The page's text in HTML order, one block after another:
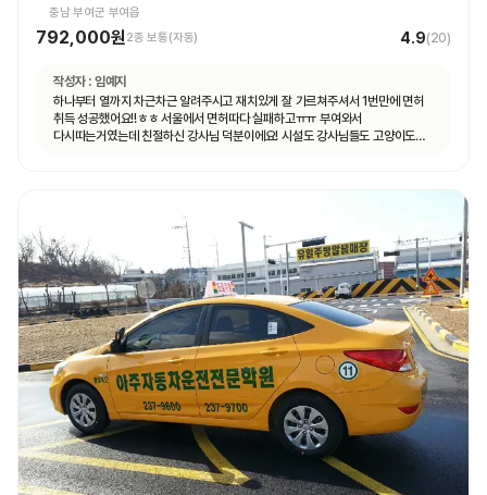
충남 부여군 부여읍
792,000원2종 보통(자동) 4.9(20)
작성자 : 임예지
하나부터 열까지 차근차근 알려주시고 재치있게 잘 가르쳐주셔서 1번만에 면허
취득 성공했어요!!ㅎㅎ 서울에서 면허따다 실패하고ㅠㅠ 부여와서
다시따는거였는데 친절하신 강사님 덕분이에요! 시설도 강사님들도 고양이도